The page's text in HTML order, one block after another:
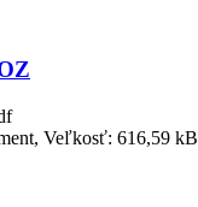
Veľkosť: 616,59 kB